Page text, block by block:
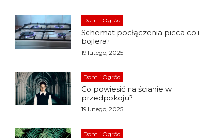
Dom i Ogród
Schemat podłączenia pieca co i
bojlera?
19 lutego, 2025
Dom i Ogród
Co powiesić na ścianie w
przedpokoju?
19 lutego, 2025
Dom i Ogród